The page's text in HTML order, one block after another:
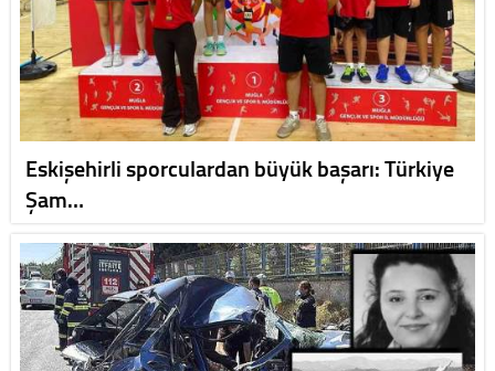
Eskişehirli sporculardan büyük başarı: Türkiye
Şam…